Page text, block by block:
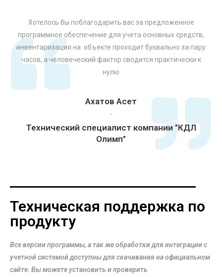
Хотелось бы поблагодарить вас за предложенное
программное обеспечение для учета основных средств,
инвентаризация на объекте проходит буквально за пару
часов, а человеческий фактор сводится практически к
нулю
Ахатов Асет
-
Технический специалист компании "КДЛ
Олимп"
Техническая поддержка по
продукту
Все версии программы, а так же обработки для интеграции с
учетной системой доступны для скачивания на официальном
сайте. Вы можете установить и проверить